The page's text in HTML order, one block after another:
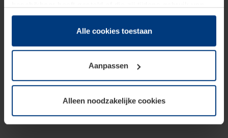
hun diensten hebben verzameld.
Juridisch hebben wij het recht om cookies op uw
van deze pagina's absoluut vereist is. Voor alle andere
soorten cookies is uw toestemming benodigd. Uw
toestemming kunt u op elk moment bij de uitleg van de
wijzigen of herroepen.
Alle cookies toestaan
Aanpassen
Alleen noodzakelijke cookies